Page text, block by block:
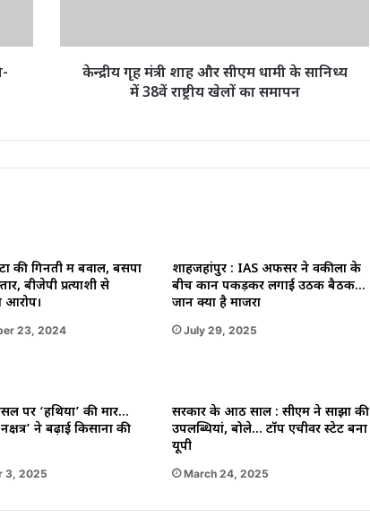
सानिध्य
का
केन्द्रीय गृह मंत्री शाह और सीएम धामी के सानिध्य
में 38वें राष्ट्रीय खेलों का समापन
की गिनती में बवाल, बसपा
बीजेपी प्रत्याशी से
आरोप।
23, 2024
शाहजहांपुर : IAS अफसर ने वकीलों के
बीच कान पकड़कर लगाई उठक बैठक…
जानें क्या है माजरा
July 29, 2025
पर ‘हथिया’ की मार…
ने बढ़ाई किसानों की
3, 2025
सरकार के आठ साल : सीएम ने साझा की
उपलब्धियां, बोले… टॉप एचीवर स्टेट बना
यूपी
March 24, 2025